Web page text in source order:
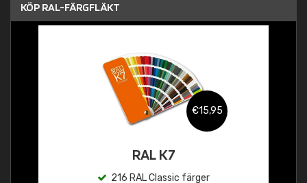
KÖP RAL-FÄRGFLÄKT
€15,95
RAL K7
216 RAL Classic färger